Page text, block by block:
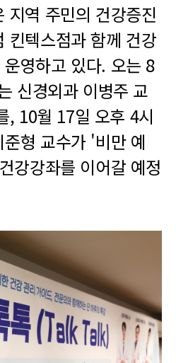
지역 주민의 건강증진
킨텍스점과 함께 건강
영하고 있다. 오는 8
신경외과 이병주 교
, 10월 17일 오후 4시
형 교수가 '비만 예
강강좌를 이어갈 예정